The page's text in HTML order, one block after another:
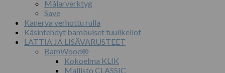
Målarverktyg
Save
Kanerva verhottu rulla
Käsintehdyt bambuiset tuulikellot
LATTIA JA LISÄVARUSTEET
BamWood®
Kokoelma KLIK
Mallisto CLASSIC